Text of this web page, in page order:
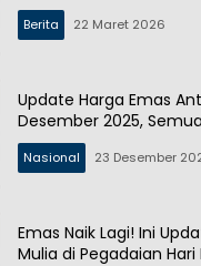
Berita 22 Maret 2026
Update Harga Emas
Desember 2025,
Nasional 23 Desember
Emas Naik Lagi! Ini
Mulia di Pegadaian Hari